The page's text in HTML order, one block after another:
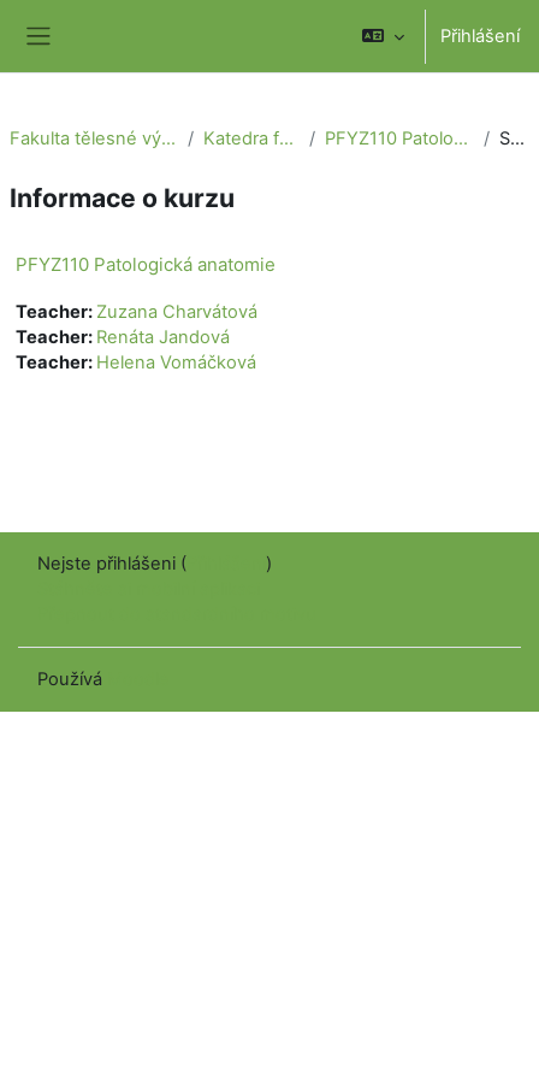
Přihlášení
Fakulta tělesné výchovy a sportu Katedra fyzioterapie PFYZ110 Patologická anatomie Souhrn
Informace o kurzu
PFYZ110 Patologická anatomie
Teacher: Zuzana Charvátová
Teacher: Renáta Jandová
Teacher: Helena Vomáčková
Nejste přihlášeni (
)
Používá